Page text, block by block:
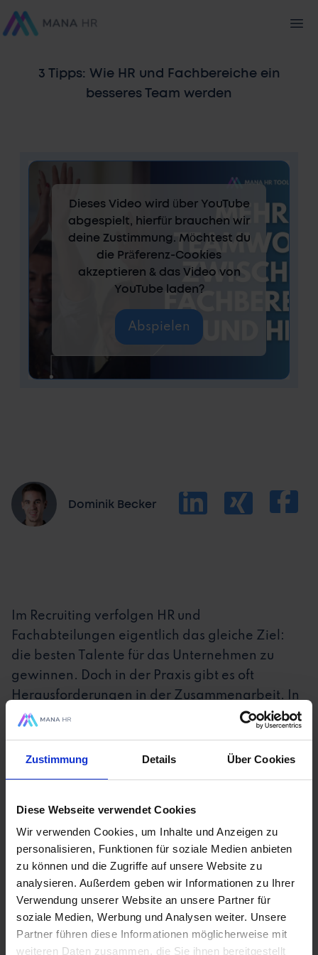
Zustimmung Details Über Cookies
Diese Webseite verwendet Cookies
Wir verwenden Cookies, um Inhalte und Anzeigen zu
personalisieren, Funktionen für soziale Medien anbieten
zu können und die Zugriffe auf unsere Website zu
analysieren. Außerdem geben wir Informationen zu Ihrer
Verwendung unserer Website an unsere Partner für
soziale Medien, Werbung und Analysen weiter. Unsere
Partner führen diese Informationen möglicherweise mit
weiteren Daten zusammen, die Sie ihnen bereitgestellt
3 Tipps: Wie HR und Fachbereiche ein
besseres Team werden
Dieses Video wird über YouTube
abgespielt, hierfür brauchen wir
deine Zustimmung. Möchtest du
die Präferenz-Cookies
akzeptieren & das Video von
YouTube laden?
Abspielen
Dominik Becker
Im Recruiting verfolgen HR und
Fachabteilungen eigentlich das gleiche Ziel:
die besten Talente für das Unternehmen zu
gewinnen. Doch in der Praxis gibt es oft
Herausforderungen in der Zusammenarbeit. In
diesem Video teilt Dominik drei wertvolle Tipps,
den Fachbereichen verbessern kann.
Abteilungsleiter, das die Kooperation weiter
stärkt.
Erfahre jetzt, wie du die Zusammenarbeit
optimierst und gemeinsam mit den
Fachabteilungen erfolgreich rekrutierst.